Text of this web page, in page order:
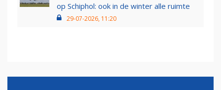
op Schiphol: ook in de winter alle ruimte
29-07-2026, 11:20